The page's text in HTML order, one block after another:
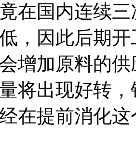
在国内连续
，因此后期
增加原料的
将出现好转
在提前消化